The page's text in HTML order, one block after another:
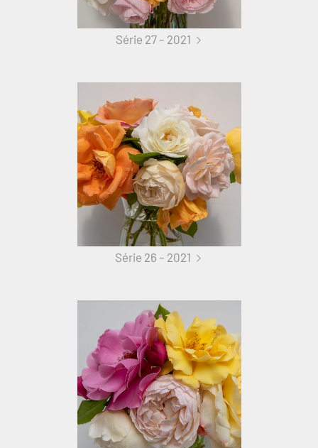
Série 27 – 2021
Série 26 – 2021